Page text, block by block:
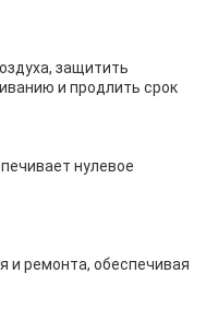
защитить
и продлить срок
нулевое
и ремонта, обеспечивая